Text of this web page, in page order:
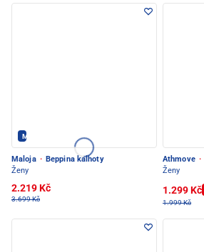
Maloja - PEC POD SNĚŽKOU
Maloja · Beppina kalhoty
Ženy
2.219 Kč
3.699 Kč
Athmove ·
Ženy
1.299 Kč
1.999 Kč